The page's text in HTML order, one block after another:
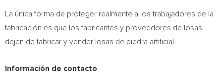
La única forma de proteger realmente a los trabajadores de la
fabricación es que los fabricantes y proveedores de losas
dejen de fabricar y vender losas de piedra artificial.
Información de contacto